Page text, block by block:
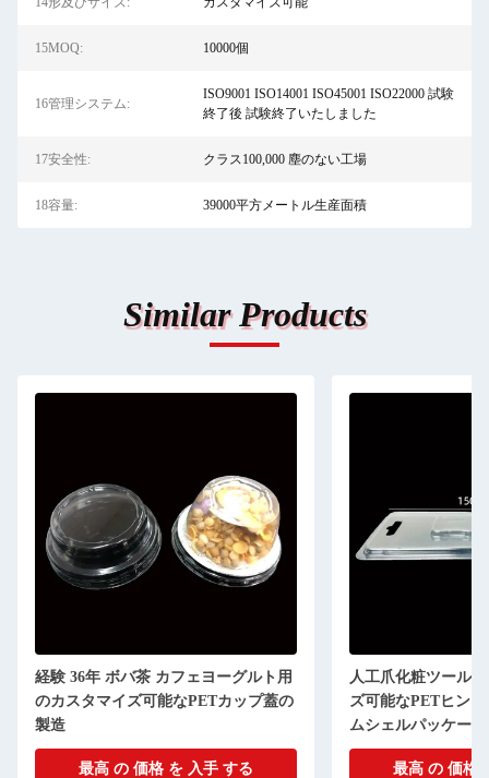
15MOQ: 10000個
16管理システム:
ISO9001 ISO14001 ISO45001 ISO22000 試験
終了後 試験終了いたしました
17安全性: クラス100,000 塵のない工場
18容量: 39000平方メートル生産面積
Similar Products
経験 36年 ボバ茶 カフェヨーグルト用
のカスタマイズ可能なPETカップ蓋の
製造
最高 の 価格 を 入手 する
人工爪化粧ツール
ズ可能なPETヒン
ムシェルパッケー
最高 の 価格